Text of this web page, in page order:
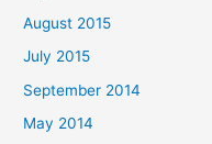
August 2015
July 2015
September 2014
May 2014